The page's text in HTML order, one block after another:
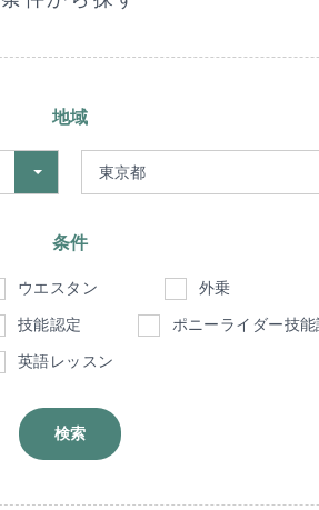
地域
条件
ウエスタン 外乗
技能認定 ポニーライダー技
英語レッスン
検索